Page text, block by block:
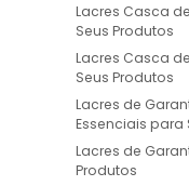
Lacres Casca
Seus Produtos
Lacres Casca
Seus Produtos
Lacres de
Essenciais para
Lacres de
Produtos